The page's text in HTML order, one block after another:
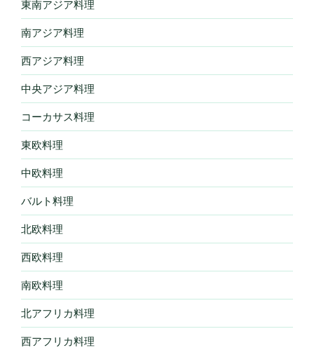
東南アジア料理
南アジア料理
西アジア料理
中央アジア料理
コーカサス料理
東欧料理
中欧料理
バルト料理
北欧料理
西欧料理
南欧料理
北アフリカ料理
西アフリカ料理